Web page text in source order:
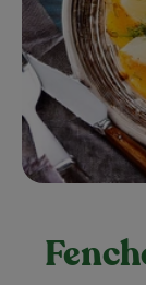
Obst &
Kühltheke
Bäckerei
Kosmetik